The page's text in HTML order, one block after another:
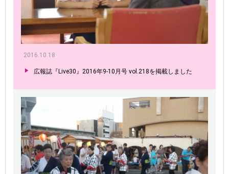
2016.10.18
広報誌『Live30』2016年9-10月号 vol.218を掲載しました